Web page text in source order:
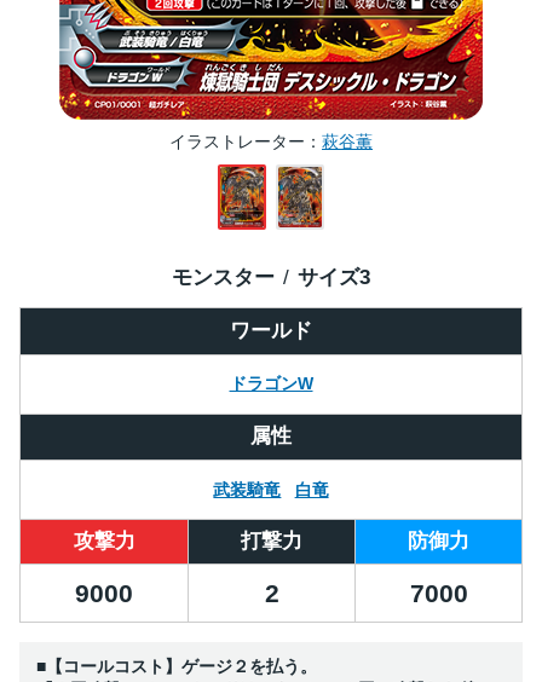
イラストレーター 萩谷薫
ワールド
ドラゴンW
モンスター サイズ3
属性
武装騎竜 白竜
攻撃力 打撃力 防御力
9000 2 7000
■【コールコスト】ゲージ２を払う。